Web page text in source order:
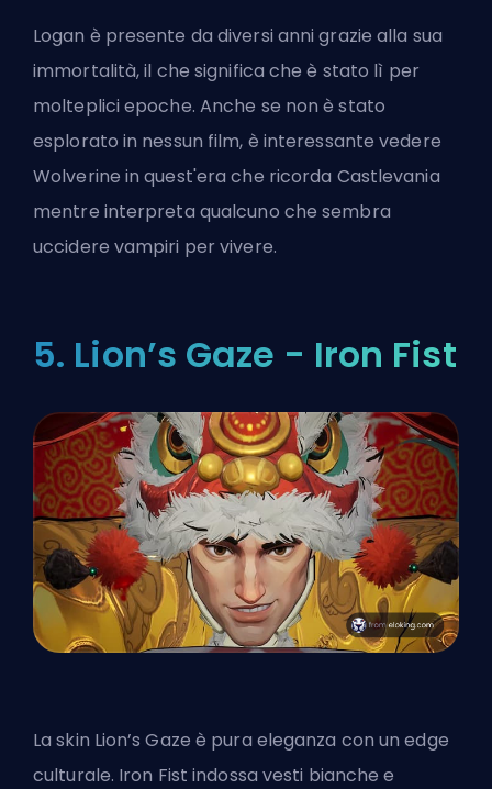
Logan è presente da diversi anni grazie alla sua
immortalità, il che significa che è stato lì per
molteplici epoche. Anche se non è stato
esplorato in nessun film, è interessante vedere
Wolverine in quest'era che ricorda Castlevania
mentre interpreta qualcuno che sembra
uccidere vampiri per vivere.
5. Lion’s Gaze - Iron Fist
La skin Lion’s Gaze è pura eleganza con un edge
culturale. Iron Fist indossa vesti bianche e